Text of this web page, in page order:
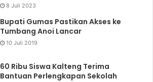
8 Juli 2023
Bupati Gumas Pastikan Akses ke
Tumbang Anoi Lancar
10 Juli 2019
60 Ribu Siswa Kalteng Terima
Bantuan Perlengkapan Sekolah